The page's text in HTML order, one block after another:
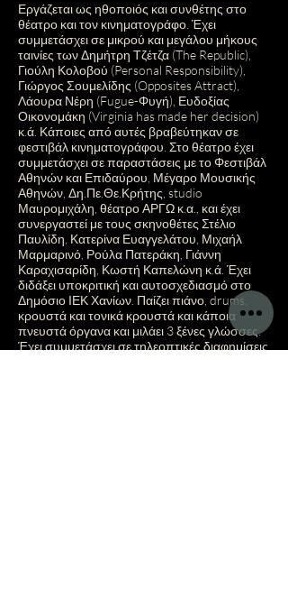
Εργάζεται ως ηθοποιός και συνθέτης στο
θέατρο και τον κινηματογράφο. Έχει
συμμετάσχει σε μικρού και μεγάλου μήκους
ταινίες των Δημήτρη Τζέτζα (The Republic),
Γιούλη Κολοβού (Personal Responsibility),
Γιώργος Σουμελίδης (Opposites Attract),
Λάουρα Νέρη (Fugue-Φυγή), Ευδοξίας
Οικονομάκη (Virginia has made her decision)
κ.ά. Κάποιες από αυτές βραβεύτηκαν σε
φεστιβάλ κινηματογράφου. Στο θέατρο έχει
συμμετάσχει σε παραστάσεις με το Φεστιβάλ
Αθηνών και Επιδαύρου, Μέγαρο Μουσικής
Αθηνών, Δη.Πε.Θε.Κρήτης, studio
Μαυρομιχάλη, θέατρο ΑΡΓΩ κ.α., και έχει
συνεργαστεί με τους σκηνοθέτες Στέλιο
Παυλίδη, Κατερίνα Ευαγγελάτου, Μιχαήλ
Μαρμαρινό, Ρούλα Πατεράκη, Γιάννη
Καραχισαρίδη, Κωστή Καπελώνη κ.ά. Έχει
διδάξει υποκριτική και αυτοσχεδιασμό στο
Δημόσιο ΙΕΚ Χανίων. Παίζει πιάνο, drums,
κρουστά και τονικά κρουστά και κάποια
πνευστά όργανα και μιλάει 3 ξένες γλώσσες.
Έχει συμμετάσχει σε τηλεοπτικές διαφημίσεις